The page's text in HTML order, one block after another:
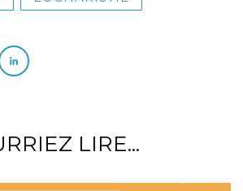
LIRE...